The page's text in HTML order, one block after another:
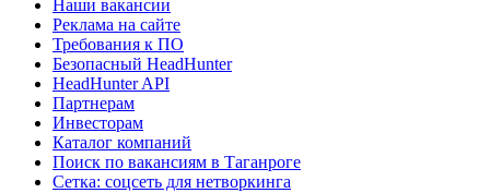
Наши вакансии
Реклама на сайте
Требования к ПО
Безопасный HeadHunter
HeadHunter API
Партнерам
Инвесторам
Каталог компаний
Поиск по вакансиям в Таганроге
Сетка: соцсеть для нетворкинга